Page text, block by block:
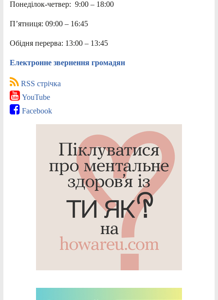
Понеділок-четвер: 9:00 – 18:00
П’ятниця: 09:00 – 16:45
Обідня перерва: 13:00 – 13:45
Електронне звернення громадян
RSS стрічка
YouTube
Facebook